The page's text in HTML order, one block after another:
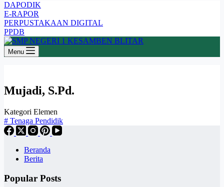
DAPODIK
E-RAPOR
PERPUSTAKAAN DIGITAL
PPDB
Menu
Mujadi, S.Pd.
Kategori Elemen
# Tenaga Pendidik
Beranda
Berita
Popular Posts